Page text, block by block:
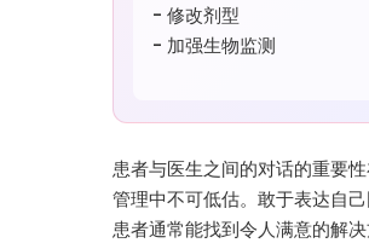
- 修改剂型
- 加强生物监测
患者与医生之间的对话的重要
管理中不可低估。敢于表达自
患者通常能找到令人满意的解决